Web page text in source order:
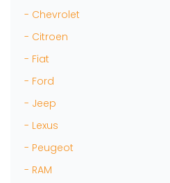
- Chevrolet
- Citroen
- Fiat
- Ford
- Jeep
- Lexus
- Peugeot
- RAM